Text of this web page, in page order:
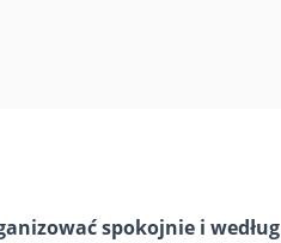
spokojnie i według